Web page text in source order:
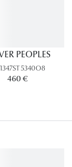
Panthos
Lunettes
PEOPLES
5340O8
460 €